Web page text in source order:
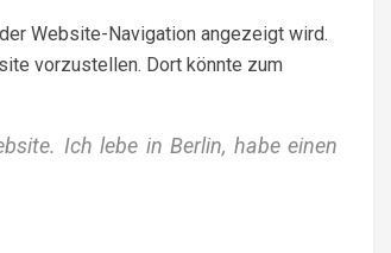
Website-Navigation angezeigt wird.
vorzustellen. Dort könnte zum
Ich lebe in Berlin, habe einen